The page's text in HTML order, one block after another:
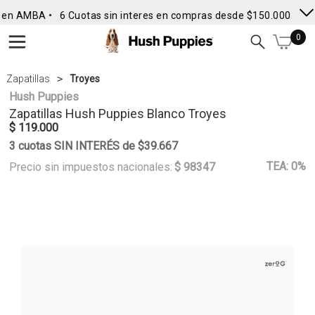
AMBA • 6 Cuotas sin interes en compras desde $150.000 •
0
Zapatillas Troyes
Hush Puppies
Zapatillas Hush Puppies Blanco Troyes
$ 119.000
3 cuotas SIN INTERÉS de $39.667
Precio sin impuestos nacionales: $ 98347 TEA: 0%